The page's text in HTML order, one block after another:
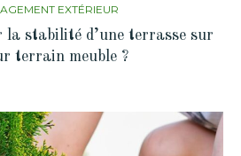
EXTÉRIEUR
stabilité d’une terrasse sur
terrain meuble ?